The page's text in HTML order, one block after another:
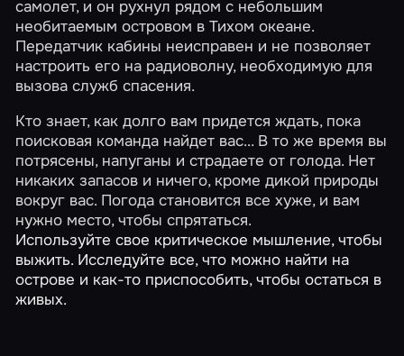
самолет, и он рухнул рядом с небольшим
необитаемым островом в Тихом океане.
Передатчик кабины неисправен и не позволяет
настроить его на радиоволну, необходимую для
вызова служб спасения.
Кто знает, как долго вам придется ждать, пока
поисковая команда найдет вас... В то же время вы
потрясены, напуганы и страдаете от голода. Нет
никаких запасов и ничего, кроме дикой природы
вокруг вас. Погода становится все хуже, и вам
нужно место, чтобы спрятаться.
Используйте свое критическое мышление, чтобы
выжить. Исследуйте все, что можно найти на
острове и как-то приспособить, чтобы остаться в
живых.